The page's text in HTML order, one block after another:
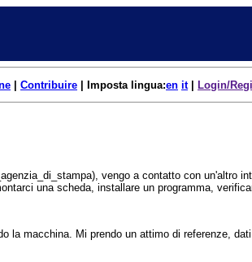
Contribuire | Imposta lingua:en it Login/
vengo a contatto con un'altro
una scheda, installare un programma,
la macchina. Mi prendo un attimo di referenze,